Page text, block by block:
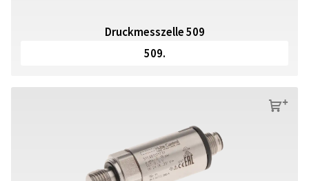
Druckmesszelle 509
509.
s